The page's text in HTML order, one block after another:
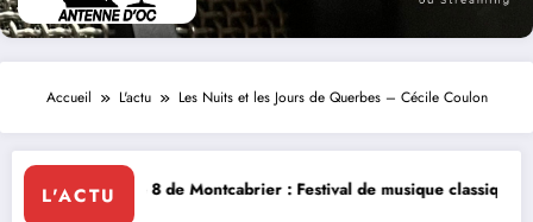
Accueil L'actu Les Nuits et les Jours de Querbes – Cécile Coulon
L'ACTU: Festival de musique classique le 8 et 9 août La